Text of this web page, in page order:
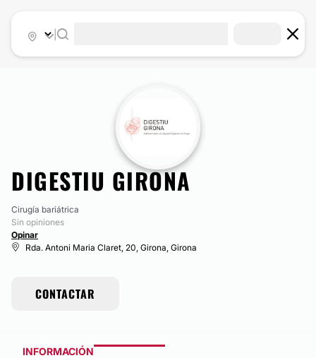
DIGESTIU GIRONA
Cirugía bariátrica
Sin opiniones
Opinar
Rda. Antoni Maria Claret, 20, Girona, Girona
CONTACTAR
INFORMACIÓN